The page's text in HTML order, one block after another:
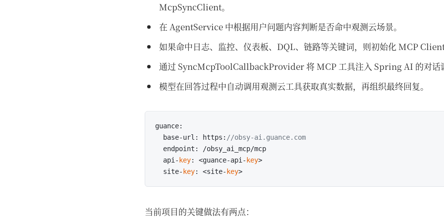
McpSyncClient。
在 AgentService 中根据用户问题内容判断是否命中观测云场景。
如果命中日志、监控、仪表板、DQL、链路等关键词，则初始化 MCP Client
通过 SyncMcpToolCallbackProvider 将 MCP 工具注入 Spring AI 的对话
模型在回答过程中自动调用观测云工具获取真实数据，再组织最终回复。
guance:
  base-url: https:
//obsy-ai.guance.com
  endpoint: /obsy_ai_mcp/mcp
  api-
key: <guance-api- key>
  site-
key: <site- key
当前项目的关键做法有两点：